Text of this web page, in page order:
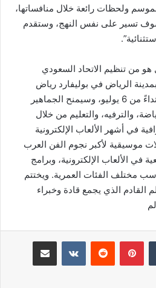
ولحظات رائعة خلال منافساتها،
تسير على نفس النهج، وستقدم
من تنظيم الاتحاد السعودي
بمدينة الرياض في بوليفارد رياض
سيتي، على مدار 8 أسابيع ابتداءً من 6 يوليو، وسيمنح الجماهير
والترفيه، والتعليم من خلال
في أشهر الألعاب الإلكترونية
موسيقية لأكبر نجوم الفن العرب
في الألعاب الإلكترونية، وبرامج
مختلف الفئات العمرية. ويختتم
القادم الذي يجمع قادة وخبراء
بينتيريست مشاركة عبر البريد